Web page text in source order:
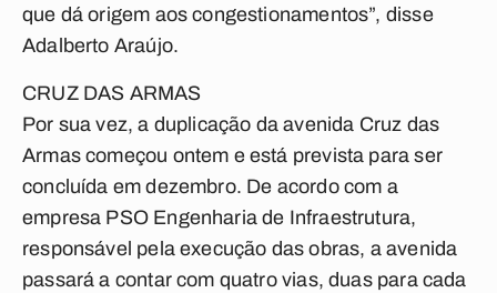
que dá origem aos congestionamentos”, disse
Adalberto Araújo.
CRUZ DAS ARMAS
Por sua vez, a duplicação da avenida Cruz das
Armas começou ontem e está prevista para ser
concluída em dezembro. De acordo com a
empresa PSO Engenharia de Infraestrutura,
responsável pela execução das obras, a avenida
passará a contar com quatro vias, duas para cada